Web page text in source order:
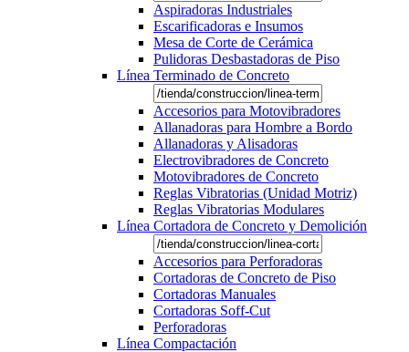
Aspiradoras Industriales
Escarificadoras e Insumos
Mesa de Corte de Cerámica
Pulidoras Desbastadoras de Piso
Línea Terminado de Concreto
Accesorios para Motovibradores
Allanadoras para Hombre a Bordo
Allanadoras y Alisadoras
Electrovibradores de Concreto
Motovibradores de Concreto
Reglas Vibratorias (Unidad Motriz)
Reglas Vibratorias Modulares
Línea Cortadora de Concreto y Demolición
Accesorios para Perforadoras
Cortadoras de Concreto de Piso
Cortadoras Manuales
Cortadoras Soff-Cut
Perforadoras
Línea Compactación